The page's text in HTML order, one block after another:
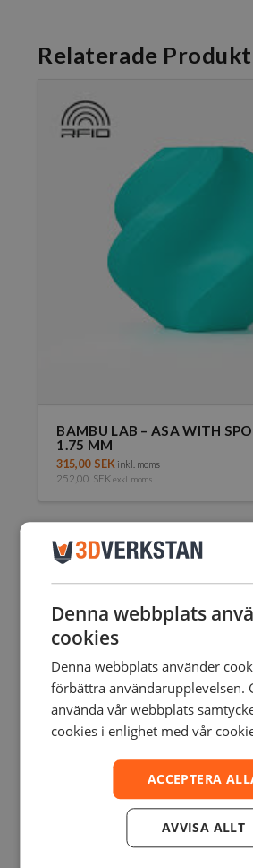
Relaterade
BAMBU LAB – ASA WITH
1.75 MM
315,00 SEK inkl. moms
252,00 SEK exkl. moms
har
flera
varianter.
De
olika
alternativen
kan
väljas
produktsidan
Denna webbplats
cookies
Denna webbplats använder
förbättra användarupplevelsen.
använda vår webbplats
cookies i enlighet med vår
ACCEPTERA
AVVISA ALLT